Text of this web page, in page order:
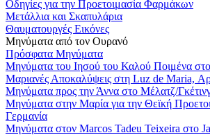
Οδηγίες για την Προετοιμασία Φαρμάκων
Μετάλλια και Σκαπυλάρια
Θαυματουργές Εικόνες
Μηνύματα από τον Ουρανό
Πρόσφατα Μηνύματα
Μηνύματα του Ιησού του Καλού Ποιμένα
Μαριανές Αποκαλύψεις στη Luz de Maria,
Μηνύματα προς την Άννα στο Μέλατζ/
Μηνύματα στην Μαρία για την Θεϊκή
Γερμανία
Μηνύματα στον Marcos Tadeu Teixeira στο